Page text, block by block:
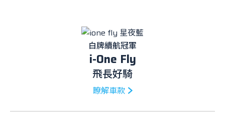
白牌續航冠軍
i-One Fly
飛長好騎
瞭解車款